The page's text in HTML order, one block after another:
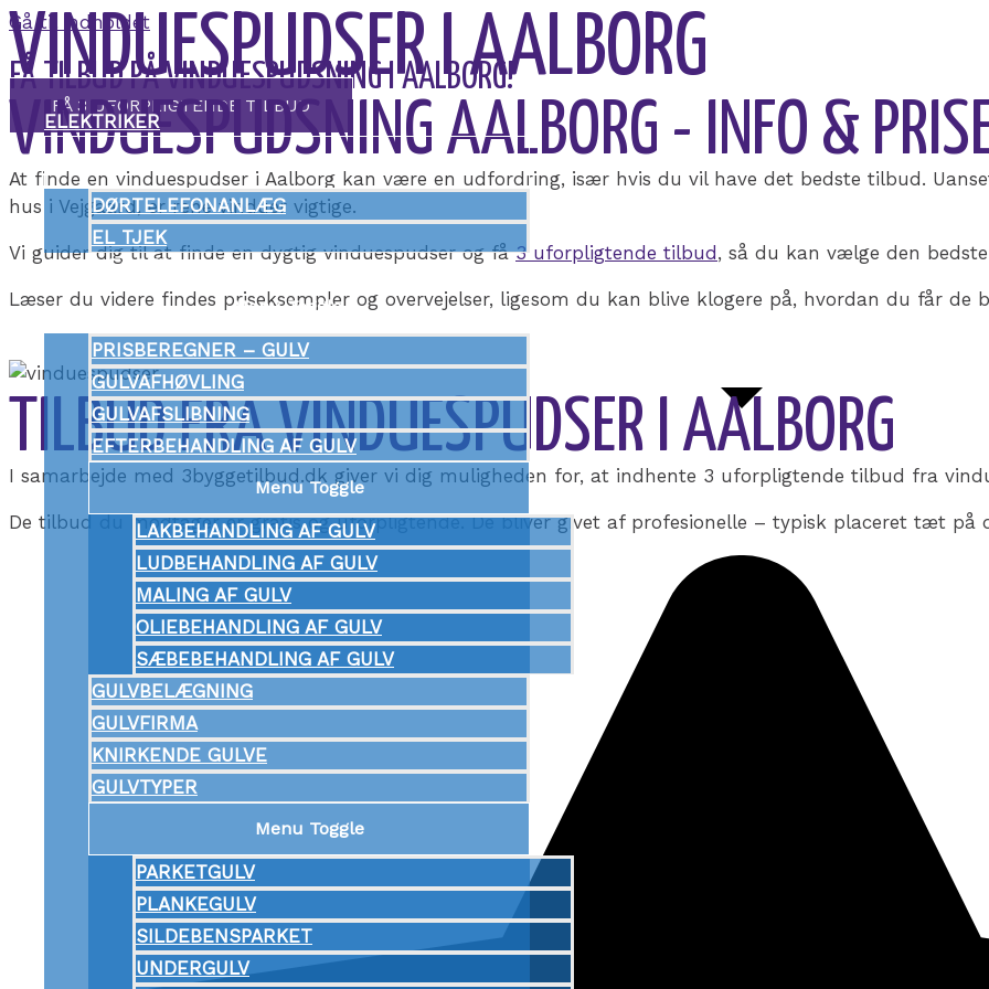
Gå til indholdet
ELEKTRIKER
Menu Toggle
DØRTELEFONANLÆG
EL TJEK
GULVLÆGGER
Menu Toggle
PRISBEREGNER – GULV
GULVAFHØVLING
GULVAFSLIBNING
EFTERBEHANDLING AF GULV
Menu Toggle
LAKBEHANDLING AF GULV
LUDBEHANDLING AF GULV
MALING AF GULV
OLIEBEHANDLING AF GULV
SÆBEBEHANDLING AF GULV
GULVBELÆGNING
GULVFIRMA
KNIRKENDE GULVE
GULVTYPER
Menu Toggle
PARKETGULV
PLANKEGULV
SILDEBENSPARKET
UNDERGULV
VINDUESPUDSER I AALBORG
FÅ TILBUD PÅ VINDUESPUDSNING I AALBORG!
FÅ 3 UFORPLIGTENDE TILBUD
VINDUESPUDSNING AALBORG - INFO &
At finde en vinduespudser i Aalborg kan være en udfordring, især hvis du vil have det bedste tilbud.
hus i Vejgaard, er rene vinduer vigtige.
Vi guider dig til at finde en dygtig vinduespudser og få3 uforpligtende tilbud , så du kan vælge den
Læser du videre findes priseksempler og overvejelser, ligesom du kan blive klogere på, hvordan du får
TILBUD FRA VINDUESPUDSER I AALBORG
I samarbejde med 3byggetilbud.dk giver vi dig muligheden for, at indhente 3 uforpligtende tilbud fra
De tilbud du modtager er gratis og uforpligtende. De bliver givet af profesionelle – typisk placeret tæt på